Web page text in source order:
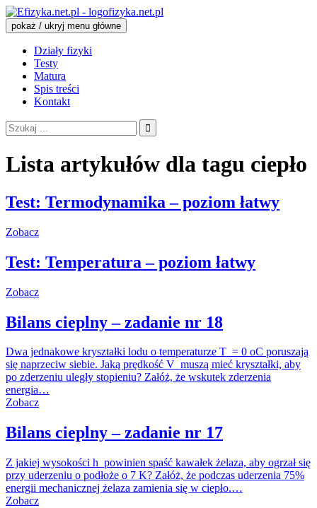
fizyka.net.pl
pokaż / ukryj menu główne
Działy fizyki
Testy
Matura
Spis treści
Kontakt
Szukaj:
Lista artykułów dla tagu ciepło
Test: Termodynamika – poziom łatwy
Zobacz
Test: Temperatura – poziom łatwy
Zobacz
Bilans cieplny – zadanie nr 18
Dwa jednakowe kryształki lodu o temperaturze T = 0 oC poruszają
się naprzeciw siebie. Jaką prędkość V muszą mieć kryształki, aby
po zderzeniu uległy stopieniu? Załóż, że wskutek zderzenia
energia…
Zobacz
Bilans cieplny – zadanie nr 17
Z jakiej wysokości h powinien spaść kawałek żelaza, aby ogrzał się
przy uderzeniu o podłoże o 7 K? Załóż, że podczas uderzenia 75%
energii mechanicznej żelaza zamienia się w ciepło.…
Zobacz